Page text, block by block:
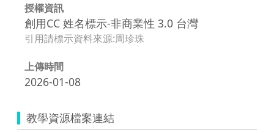
授權資訊
創用CC 姓名標示-非商業性 3.0 台灣
引用請標示資料來源:周珍珠
上傳時間
2026-01-08
教學資源檔案連結